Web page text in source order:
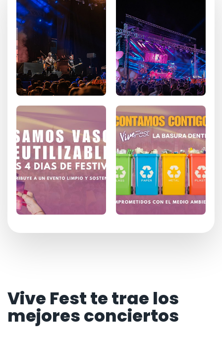
Vive Fest te trae los
mejores conciertos